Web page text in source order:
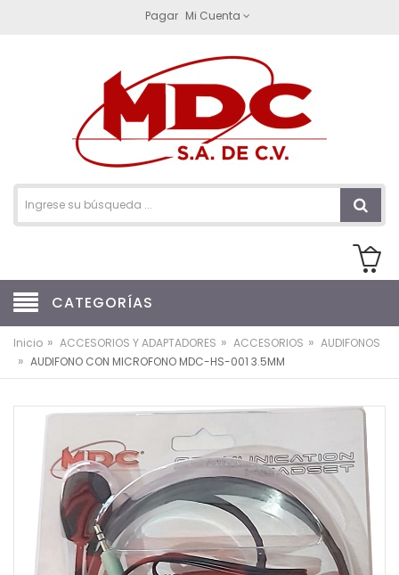
Pagar Mi Cuenta
CATEGORÍAS
Inicio » ACCESORIOS Y ADAPTADORES » ACCESORIOS » AUDIFONOS
» AUDIFONO CON MICROFONO MDC-HS-001 3.5MM